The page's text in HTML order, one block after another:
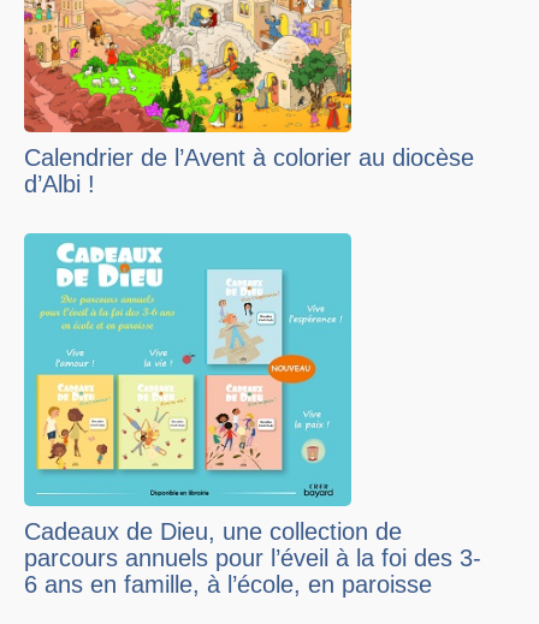
Calendrier de l’Avent à colorier au diocèse
d’Albi !
Cadeaux de Dieu, une collection de
parcours annuels pour l’éveil à la foi des 3-
6 ans en famille, à l’école, en paroisse